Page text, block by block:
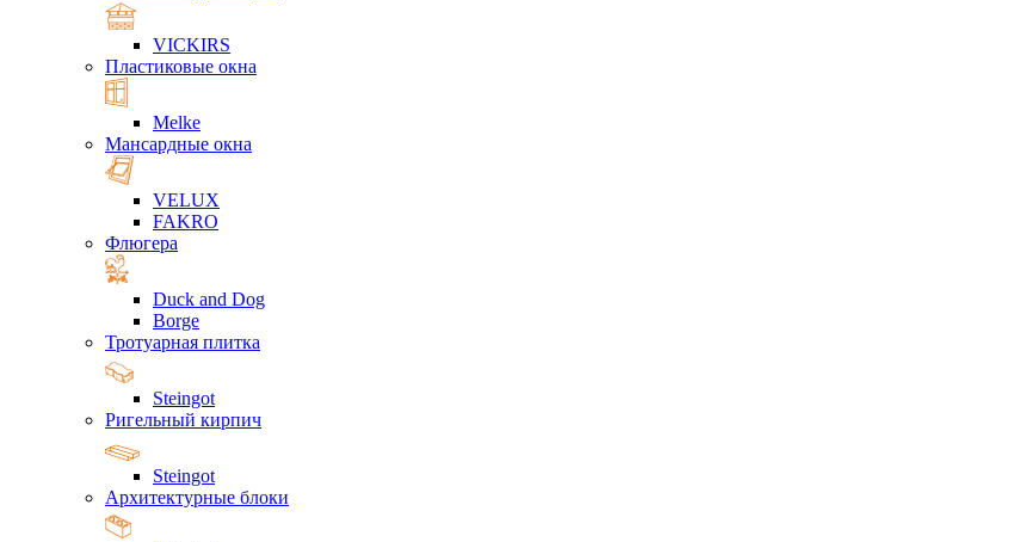
VICKIRS
Пластиковые окна
Melke
Мансардные окна
VELUX
FAKRO
Флюгера
Duck and Dog
Borge
Тротуарная плитка
Steingot
Ригельный кирпич
Steingot
Архитектурные блоки